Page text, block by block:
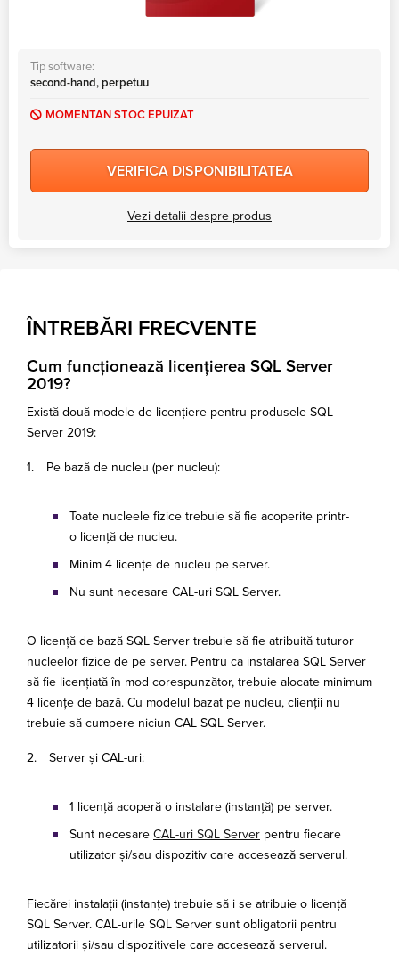
Tip software:
second-hand, perpetuu
MOMENTAN STOC EPUIZAT
VERIFICA DISPONIBILITATEA
Vezi detalii despre produs
ÎNTREBĂRI FRECVENTE
Cum funcționează licențierea SQL Server
2019?
Există două modele de licențiere pentru produsele SQL
Server 2019:
1. Pe bază de nucleu (per nucleu):
Toate nucleele fizice trebuie să fie acoperite printr-
o licență de nucleu.
Minim 4 licențe de nucleu pe server.
Nu sunt necesare CAL-uri SQL Server.
O licență de bază SQL Server trebuie să fie atribuită tuturor
nucleelor fizice de pe server. Pentru ca instalarea SQL Server
să fie licențiată în mod corespunzător, trebuie alocate minimum
4 licențe de bază. Cu modelul bazat pe nucleu, clienții nu
trebuie să cumpere niciun CAL SQL Server.
2. Server și CAL-uri:
1 licență acoperă o instalare (instanță) pe server.
Sunt necesare CAL-uri SQL Server pentru fiecare
utilizator și/sau dispozitiv care accesează serverul.
Fiecărei instalații (instanțe) trebuie să i se atribuie o licență
SQL Server. CAL-urile SQL Server sunt obligatorii pentru
utilizatorii și/sau dispozitivele care accesează serverul.